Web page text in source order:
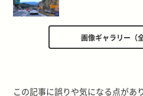
画像ギャラリー（
この記事に誤りや気になる点があ